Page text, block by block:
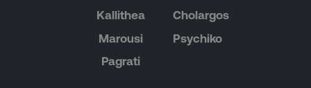
Kallithea
Marousi
Pagrati
Cholargos
Psychiko